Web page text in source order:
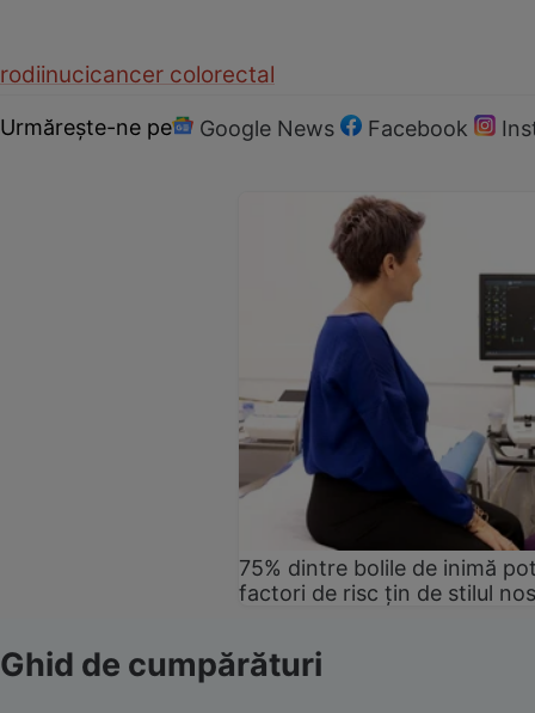
rodiinucicancer colorectal
Urmărește-ne pe Google News Facebook
75% dintre bolile de inimă
factori de risc țin de stilul
Ghid de cumpărături